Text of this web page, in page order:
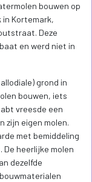
bouwen op
in Kortemark,
Deze
en werd niet in
grond in
bouwen, iets
vreesde een
zijn eigen molen.
met bemiddeling
heerlijke molen
dezelfde